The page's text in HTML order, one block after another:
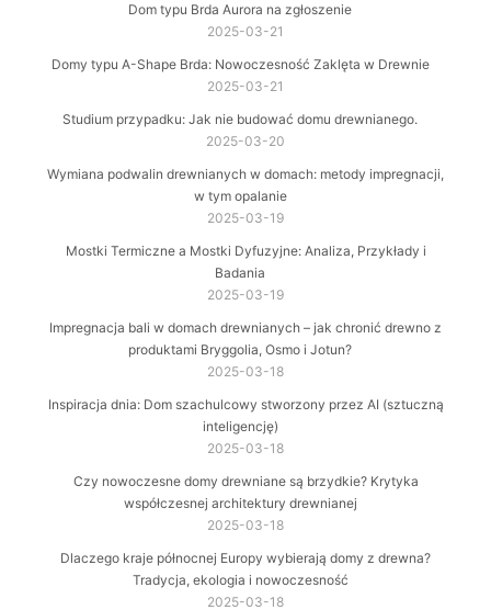
Dom typu Brda Aurora na zgłoszenie
2025-03-21
Domy typu A-Shape Brda: Nowoczesność Zaklęta w Drewnie
2025-03-21
Studium przypadku: Jak nie budować domu drewnianego.
2025-03-20
Wymiana podwalin drewnianych w domach: metody impregnacji,
w tym opalanie
2025-03-19
Mostki Termiczne a Mostki Dyfuzyjne: Analiza, Przykłady i
Badania
2025-03-19
Impregnacja bali w domach drewnianych – jak chronić drewno z
produktami Bryggolia, Osmo i Jotun?
2025-03-18
Inspiracja dnia: Dom szachulcowy stworzony przez AI (sztuczną
inteligencję)
2025-03-18
Czy nowoczesne domy drewniane są brzydkie? Krytyka
współczesnej architektury drewnianej
2025-03-18
Dlaczego kraje północnej Europy wybierają domy z drewna?
Tradycja, ekologia i nowoczesność
2025-03-18